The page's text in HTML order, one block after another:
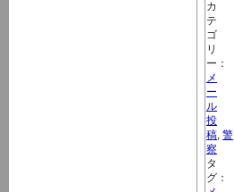
カ
テ
ゴ
リ
ー：
メ
ー
ル
投
稿 警
察
タ
グ：